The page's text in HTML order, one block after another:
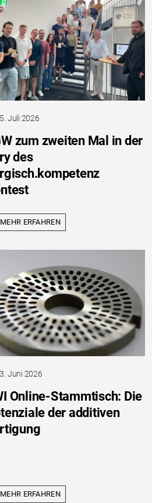
Juli 2026
zum zweiten Mal in der
des
MEHR ERFAHREN
Juni 2026
Online-Stammtisch: Die
der additiven
MEHR ERFAHREN